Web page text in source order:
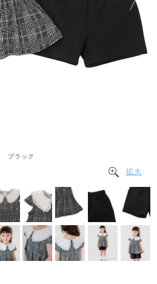
ブラック
拡大